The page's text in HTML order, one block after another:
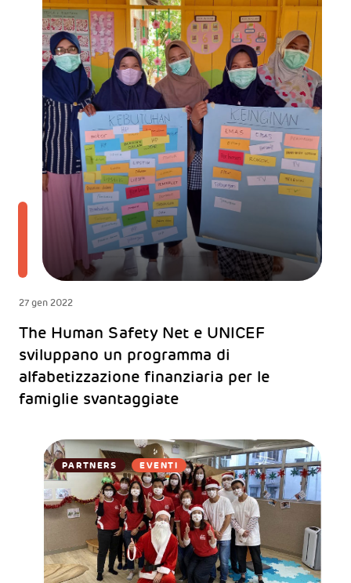
27 gen 2022
The Human Safety Net e UNICEF
sviluppano un programma di
alfabetizzazione finanziaria per le
famiglie svantaggiate
PARTNERS EVENTI